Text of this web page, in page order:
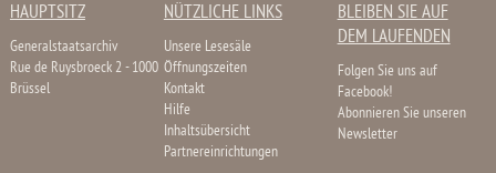
HAUPTSITZ
Generalstaatsarchiv
Rue de Ruysbroeck 2 - 1000
Brüssel
NÜTZLICHE LINKS
Unsere Lesesäle
Öffnungszeiten
Kontakt
Hilfe
Inhaltsübersicht
Partnereinrichtungen
BLEIBEN SIE AUF
DEM LAUFENDEN
Folgen Sie uns auf
Facebook!
Abonnieren Sie unseren
Newsletter